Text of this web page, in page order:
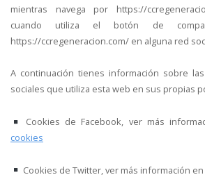
mientras navega por https://
cuando utiliza el botón de
https://ccregeneracion.com/ en alguna red
A continuación tienes información sobre
sociales que utiliza esta web en sus propias
Cookies de Facebook, ver más
cookies
Cookies de Twitter, ver más información